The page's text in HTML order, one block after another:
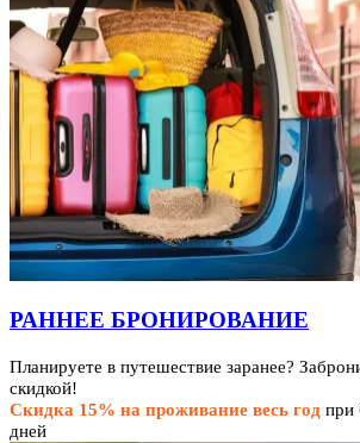
РАННЕЕ БРОНИРОВАНИЕ
Планируете в путешествие заранее?
скидкой!
Скидка 15% на проживание весь год при
дней